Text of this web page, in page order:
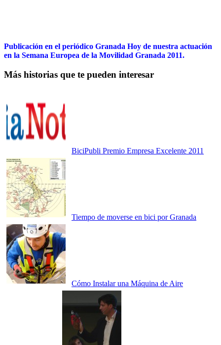
Publicación en el periódico Granada Hoy de nuestra actuación
en la Semana Europea de la Movilidad Granada 2011.
Más historias que te pueden interesar
BiciPubli Premio Empresa Excelente 2011
Tiempo de moverse en bici por Granada
Cómo Instalar una Máquina de Aire